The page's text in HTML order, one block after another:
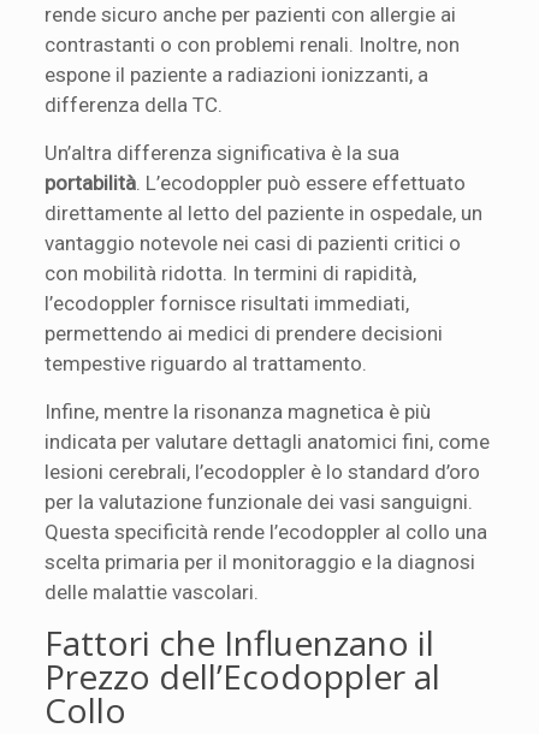
rende sicuro anche per pazienti con allergie ai
contrastanti o con problemi renali. Inoltre, non
espone il paziente a radiazioni ionizzanti, a
differenza della TC.
Un’altra differenza significativa è la sua
portabilità . L’ecodoppler può essere effettuato
direttamente al letto del paziente in ospedale, un
vantaggio notevole nei casi di pazienti critici o
con mobilità ridotta. In termini di rapidità,
l’ecodoppler fornisce risultati immediati,
permettendo ai medici di prendere decisioni
tempestive riguardo al trattamento.
Infine, mentre la risonanza magnetica è più
indicata per valutare dettagli anatomici fini, come
lesioni cerebrali, l’ecodoppler è lo standard d’oro
per la valutazione funzionale dei vasi sanguigni.
Questa specificità rende l’ecodoppler al collo una
scelta primaria per il monitoraggio e la diagnosi
delle malattie vascolari.
Fattori che Influenzano il
Prezzo dell’Ecodoppler al
Collo